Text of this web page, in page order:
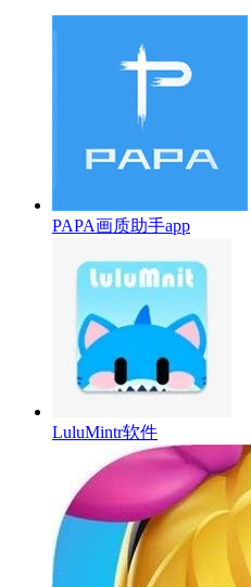
PAPA画质助手app
LuluMintr软件